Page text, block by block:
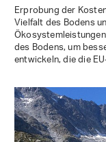
Erprobung der
Vielfalt des Bodens
des Bodens, um
entwickeln, die die